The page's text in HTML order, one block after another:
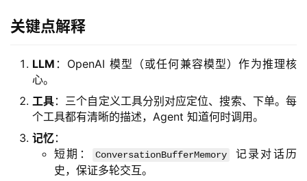
关键点解释
LLM ：OpenAI 模型（或任何兼容模型）作为推理核
心。
工具：三个自定义工具分别对应定位、搜索、下单。每
个工具都有清晰的描述，Agent 知道何时调用。
记忆：
短期：
ConversationBufferMemory
记录对话历
史，保证多轮交互。